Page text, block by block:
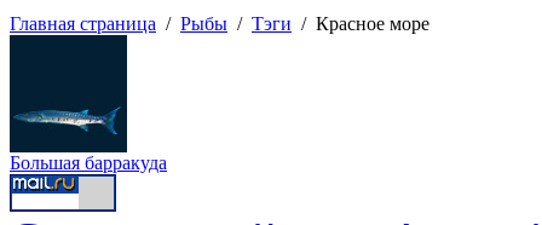
Главная страница / Рыбы / Тэги / Красное море
Большая барракуда